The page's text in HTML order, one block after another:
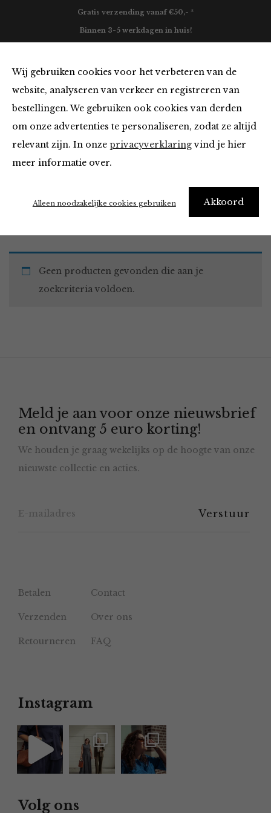
Wij gebruiken cookies voor het verbeteren van de
website, analyseren van verkeer en registreren van
bestellingen. We gebruiken ook cookies van derden
om onze advertenties te personaliseren, zodat ze altijd
relevant zijn. In onze privacyverklaringvind je hier
meer informatie over.
Akkoord
Alleen noodzakelijke cookies gebruiken
Gratis verzending vanaf €50,- *
Binnen 3-5 werkdagen in huis!
Must Haves
Home Winkel Accessoires Must Haves
Geen producten gevonden die aan je
zoekcriteria voldoen.
Meld je aan voor onze nieuwsbrief
en ontvang 5 euro korting!
We houden je graag wekelijks op de hoogte van onze
nieuwste collectie en acties.
Betalen Contact
Verzenden Over ons
Retourneren FAQ
Instagram
Volg ons